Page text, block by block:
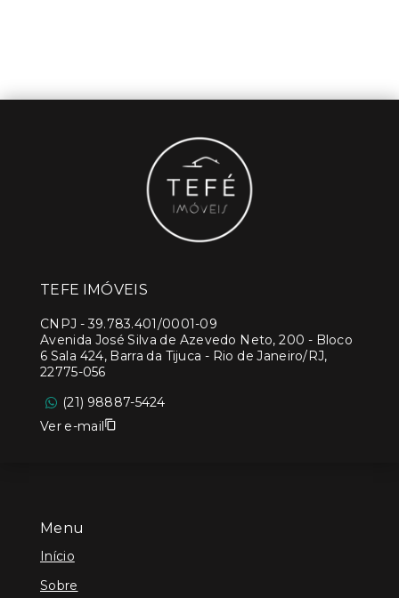
Menu
Início
Sobre
TEFE IMÓVEIS
CNPJ -39.783.401/0001-09
Avenida José Silva de Azevedo Neto, 200 - Bloco
6 Sala 424, Barra da Tijuca - Rio de Janeiro/RJ,
22775-056
(21) 98887-5424
Ver e-mail